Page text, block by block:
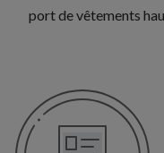
port de vêtements